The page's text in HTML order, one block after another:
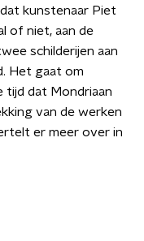
kunstenaar Piet
of niet, aan de
schilderijen aan
Het gaat om
dat Mondriaan
van de werken
er meer over in